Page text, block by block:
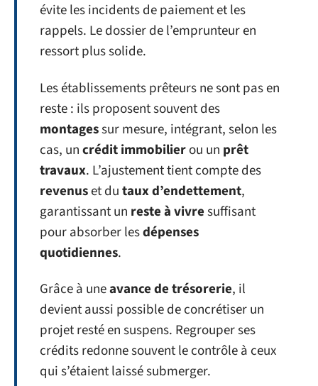
évite les incidents de paiement et les
rappels. Le dossier de l’emprunteur en
ressort plus solide.
Les établissements prêteurs ne sont pas en
reste : ils proposent souvent des
montagessur mesure, intégrant, selon les
cas, uncrédit immobilierou un prêt
travaux. L’ajustement tient compte des
revenuset dutaux d’endettement,
garantissant un reste à vivresuffisant
pour absorber lesdépenses
quotidiennes.
Grâce à uneavance de trésorerie, il
devient aussi possible de concrétiser un
projet resté en suspens. Regrouper ses
crédits redonne souvent le contrôle à ceux
qui s’étaient laissé submerger.